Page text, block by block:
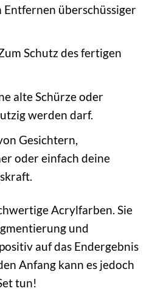
Entfernen überschüssiger
Schutz des fertigen
alte Schürze oder
werden darf.
Gesichtern,
oder einfach deine
Acrylfarben. Sie
und
auf das Endergebnis
Anfang kann es jedoch
tun!